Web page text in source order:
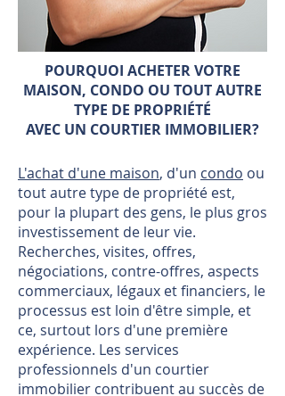
POURQUOI ACHETER VOTRE
MAISON, CONDO OU TOUT AUTRE
TYPE DE PROPRIÉTÉ
AVEC UN COURTIER IMMOBILIER?
L'achat d'une maison, d'un condo ou
tout autre type de propriété est,
pour la plupart des gens, le plus gros
investissement de leur vie.
Recherches, visites, offres,
négociations, contre-offres, aspects
commerciaux, légaux et financiers, le
processus est loin d'être simple, et
ce, surtout lors d'une première
expérience. Les services
professionnels d'un courtier
immobilier contribuent au succès de